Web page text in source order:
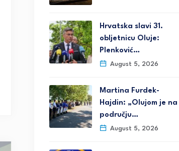
Hrvatska slavi 31.
obljetnicu Oluje:
Plenković…
August 5, 2026
Martina Furdek-
Hajdin: „Olujom je na
području…
August 5, 2026